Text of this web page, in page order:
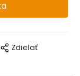
Zdielať